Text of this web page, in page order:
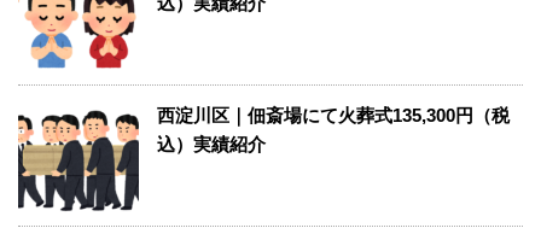
西淀川区｜佃斎場にて火葬式135,300円（税
込）実績紹介